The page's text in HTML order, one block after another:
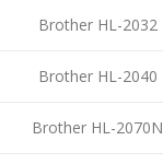
Brother HL-2032
Brother HL-2040
Brother HL-2070N